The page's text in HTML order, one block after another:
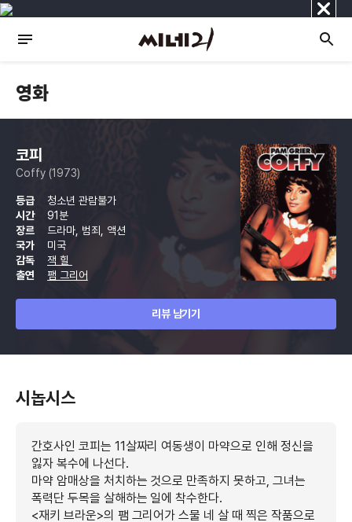
닫
기
영화
코피
Coffy (1973)
등급
청소년 관람불가
시간
91분
장르
드라마, 범죄, 액션
국가
미국
감독
잭 힐
출연
팸 그리어
리뷰 남기기
시놉시스
간호사인 코피는 11살짜리 여동생이 마약으로 인해 정신을
잃자 복수에 나선다.
마약 암매상을 처치하는 것으로 만족하지 못하고, 그녀는
폭력단 두목을 살해하는 일에 착수한다.
<재키 브라운>의 팸 그리어가 스물 네 살 때 찍은 작품으로